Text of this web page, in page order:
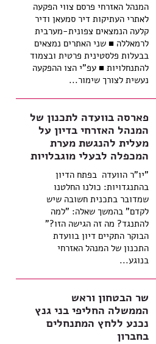
המנהל האזרחי פרסם צווי הפקעה
לאתרי העתיקות דיר סמעאן ודיר
קלעה הנמצאים צפונית-מערבית
לרמאללה ■ שני האתרים נמצאים
בבעלות פלסטינית פרטית ובצמוד
להתנחלויות ■ עפ"י הצו ההפקעה
נעשית לצורך שימור...
פארסה בוועדה לתכנון של
המנהל האזרחי בדיון על
מעלית להנגשת מערת
המכפלה לבעלי מוגבלויות
"יו"ר הוועדה בפתח הדיון
בהתנגדויות: כולנו החלטנו
שמדובר בתכנית חשובה שיש
לקדם" בהמשך שאלה: "למה
להתנגד? מה זה הגישה הזו?"
הבוקר התקיים דיון בוועדת
התכנון של המנהל האזרחי
בנוגע...
שר הבטחון וראש
הממשלה החליפי בני גנץ
נכנע ללחץ המתנחלים
בחברון